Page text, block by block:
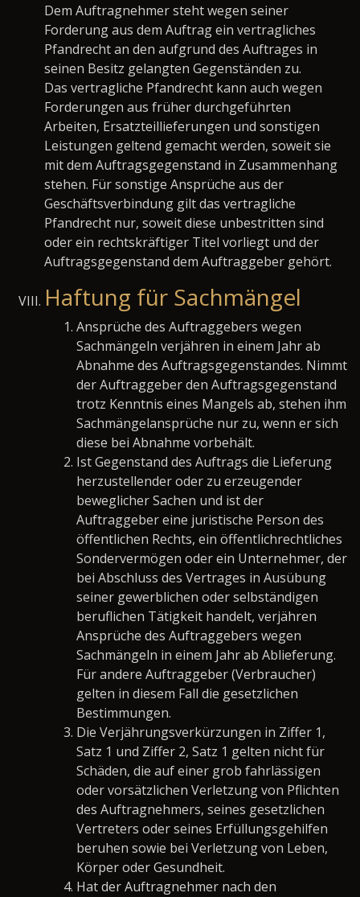
Dem Auftragnehmer steht wegen seiner
Forderung aus dem Auftrag ein vertragliches
Pfandrecht an den aufgrund des Auftrages in
seinen Besitz gelangten Gegenständen zu.
Das vertragliche Pfandrecht kann auch wegen
Forderungen aus früher durchgeführten
Arbeiten, Ersatzteillieferungen und sonstigen
Leistungen geltend gemacht werden, soweit sie
mit dem Auftragsgegenstand in Zusammenhang
stehen. Für sonstige Ansprüche aus der
Geschäftsverbindung gilt das vertragliche
Pfandrecht nur, soweit diese unbestritten sind
oder ein rechtskräftiger Titel vorliegt und der
Auftragsgegenstand dem Auftraggeber gehört.
Haftung für Sachmängel
Ansprüche des Auftraggebers wegen
Sachmängeln verjähren in einem Jahr ab
Abnahme des Auftragsgegenstandes. Nimmt
der Auftraggeber den Auftragsgegenstand
trotz Kenntnis eines Mangels ab, stehen ihm
Sachmängelansprüche nur zu, wenn er sich
diese bei Abnahme vorbehält.
Ist Gegenstand des Auftrags die Lieferung
herzustellender oder zu erzeugender
beweglicher Sachen und ist der
Auftraggeber eine juristische Person des
öffentlichen Rechts, ein öffentlichrechtliches
Sondervermögen oder ein Unternehmer, der
bei Abschluss des Vertrages in Ausübung
seiner gewerblichen oder selbständigen
beruflichen Tätigkeit handelt, verjähren
Ansprüche des Auftraggebers wegen
Sachmängeln in einem Jahr ab Ablieferung.
Für andere Auftraggeber (Verbraucher)
gelten in diesem Fall die gesetzlichen
Bestimmungen.
Die Verjährungsverkürzungen in Ziffer 1,
Satz 1 und Ziffer 2, Satz 1 gelten nicht für
Schäden, die auf einer grob fahrlässigen
oder vorsätzlichen Verletzung von Pflichten
des Auftragnehmers, seines gesetzlichen
Vertreters oder seines Erfüllungsgehilfen
beruhen sowie bei Verletzung von Leben,
Körper oder Gesundheit.
Hat der Auftragnehmer nach den